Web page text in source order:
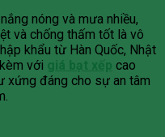
nóng và mưa nhiều,
và chống thấm tốt là vô
khẩu từ Hàn Quốc, Nhật
với giá bạt xếp cao
xứng đáng cho sự an tâm